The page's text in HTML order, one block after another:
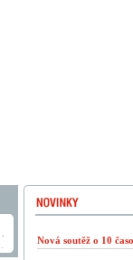
Nová soutěž o 10